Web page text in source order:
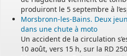
produiront le 5 septembre à
Morsbronn-les-Bains. Deux
dans une chute à moto
Un accident de la circulation
10 août, vers 15 h, sur la RD